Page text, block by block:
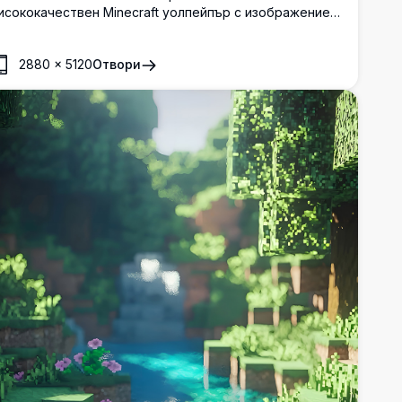
Minecraft уолпейпър с изображение
сцена, перфектна за всяко устройство
2880 × 5120Отвори